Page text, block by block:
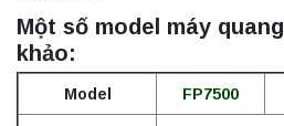
Một số model máy
khảo:
Model FP7500